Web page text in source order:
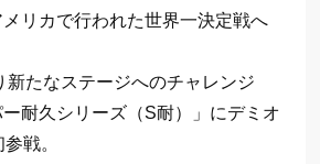
リカで行われた世界一決定戦へ
新たなステージへのチャレンジ
ー耐久シリーズ（S耐）」にデミオ
戦。